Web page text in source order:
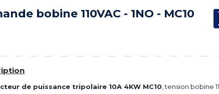
bobine 110VAC - 1NO - MC10
de puissance tripolaire 10A 4KW MC10 , tension bobine